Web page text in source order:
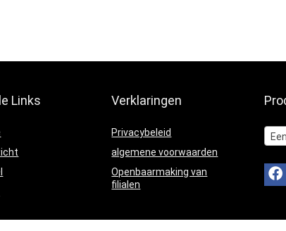
Links Verklaringen
Privacybeleid
algemene voorwaarden
Openbaarmaking van
filialen